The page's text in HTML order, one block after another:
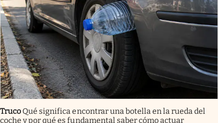
Truco Qué significa encontrar una botella en la rueda del
coche y por qué es fundamental saber cómo actuar